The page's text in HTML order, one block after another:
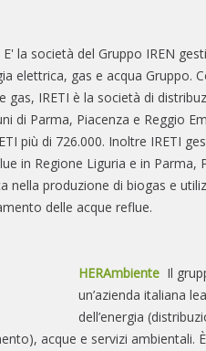
E' la società del Gruppo IREN
elettrica, gas e acqua Gruppo.
gas, IRETI è la società di
di Parma, Piacenza e Reggio
più di 726.000. Inoltre IRETI
in Regione Liguria e in Parma,
nella produzione di biogas e
delle acque reflue.
HERAmbiente Il
un’azienda italiana
dell’energia
acque e servizi ambientali.